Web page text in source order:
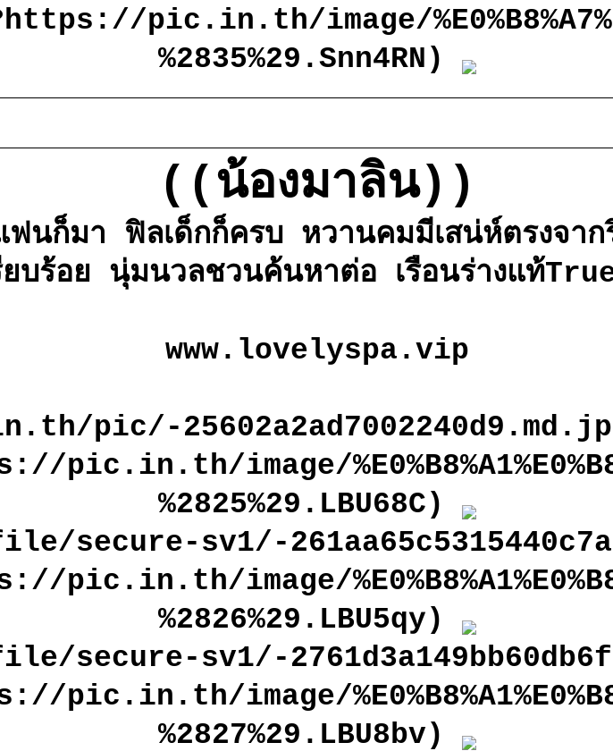
pic.in.th/image/
%2835%29.Snn4RN)
((น้องมาลิน))
นก็มา ฟิลเด็กก็ครบ หวานคมมีเสน่ห์ตรงจาก
บร้อย นุ่มนวลชวนค้นหาต่อ เรือนร่างแท้
www.lovelyspa.vip
pic/-
image/
%2825%29.LBU68C)
sv1/-
image/
%2826%29.LBU5qy)
sv1/-
image/
%2827%29.LBU8bv)